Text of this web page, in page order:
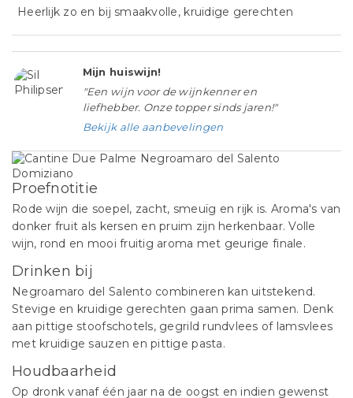
Heerlijk zo en bij smaakvolle, kruidige gerechten
Mijn huiswijn!
"Een wijn voor de wijnkenner en
liefhebber. Onze topper sinds jaren!"
Bekijk alle aanbevelingen
Proefnotitie
Rode wijn die soepel, zacht, smeuïg en rijk is. Aroma's van
donker fruit als kersen en pruim zijn herkenbaar. Volle
wijn, rond en mooi fruitig aroma met geurige finale.
Drinken bij
Negroamaro del Salento combineren kan uitstekend.
Stevige en kruidige gerechten gaan prima samen. Denk
aan pittige stoofschotels, gegrild rundvlees of lamsvlees
met kruidige sauzen en pittige pasta.
Houdbaarheid
Op dronk vanaf één jaar na de oogst en indien gewenst